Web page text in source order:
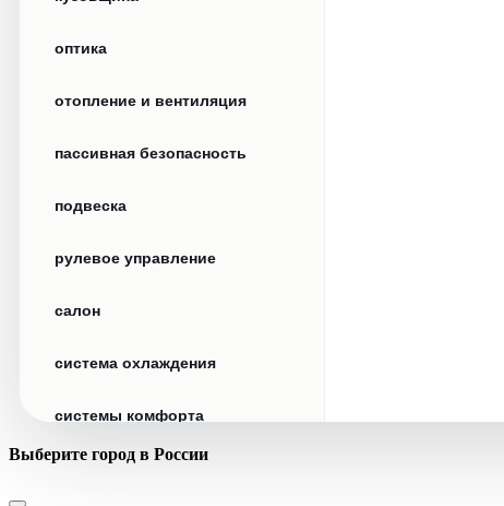
оптика
отопление и вентиляция
пассивная безопасность
подвеска
рулевое управление
салон
система охлаждения
системы комфорта
стекла
Выберите город в России